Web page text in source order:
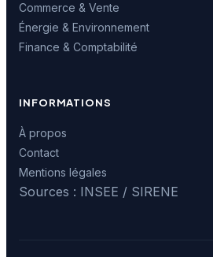
Commerce & Vente
Énergie & Environnement
Finance & Comptabilité
INFORMATIONS
À propos
Contact
Mentions légales
Sources : INSEE / SIRENE